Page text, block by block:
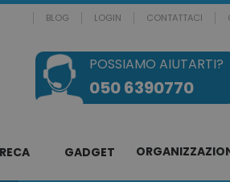
BLOG LOGIN CONTATTACI
POSSIAMO AIUTARTI?
050 6390770
GADGET